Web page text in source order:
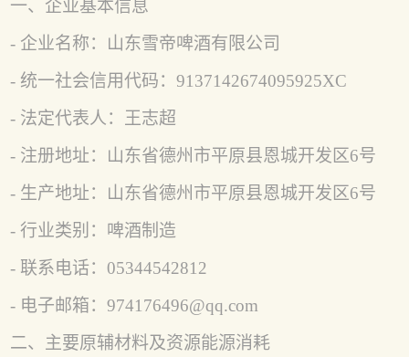
一、企业基本信息
- 企业名称：山东雪帝啤酒有限公司
- 统一社会信用代码：9137142674095925XC
- 法定代表人： 王志超
- 注册地址： 山东省德州市平原县恩城开发区6号
- 生产地址： 山东省德州市平原县恩城开发区6号
- 行业类别：啤酒制造
- 联系电话：05344542812
- 电子邮箱：974176496@qq.com
二、主要原辅材料及资源能源消耗